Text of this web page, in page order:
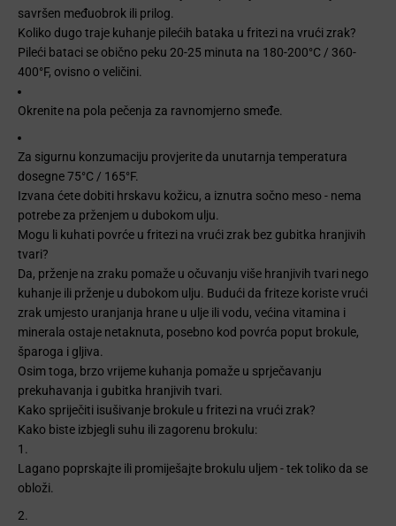
savršen međuobrok ili prilog.
Koliko dugo traje kuhanje pilećih bataka u fritezi na vrući zrak?
Pileći bataci se obično peku 20-25 minuta na 180-200°C / 360-
400°F, ovisno o veličini.
Okrenite na pola pečenja za ravnomjerno smeđe.
Za sigurnu konzumaciju provjerite da unutarnja temperatura
dosegne 75°C / 165°F.
Izvana ćete dobiti hrskavu kožicu, a iznutra sočno meso - nema
potrebe za prženjem u dubokom ulju.
Mogu li kuhati povrće u fritezi na vrući zrak bez gubitka hranjivih
tvari?
Da, prženje na zraku pomaže u očuvanju više hranjivih tvari nego
kuhanje ili prženje u dubokom ulju. Budući da friteze koriste vrući
zrak umjesto uranjanja hrane u ulje ili vodu, većina vitamina i
minerala ostaje netaknuta, posebno kod povrća poput brokule,
šparoga i gljiva.
Osim toga, brzo vrijeme kuhanja pomaže u sprječavanju
prekuhavanja i gubitka hranjivih tvari.
Kako spriječiti isušivanje brokule u fritezi na vrući zrak?
Kako biste izbjegli suhu ili zagorenu brokulu:
Lagano poprskajte ili promiješajte brokulu uljem - tek toliko da se
obloži.